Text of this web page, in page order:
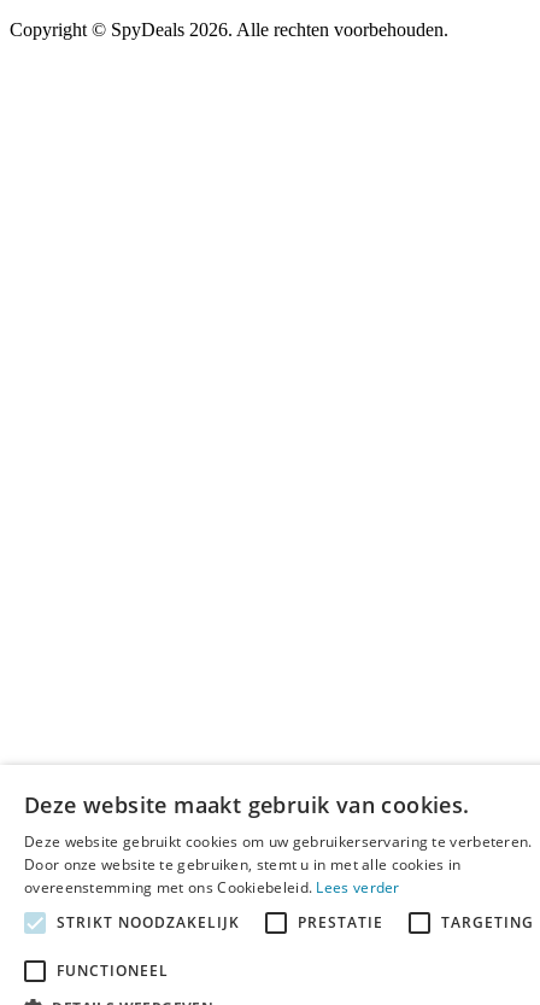
Copyright © SpyDeals 2026. Alle rechten voorbehouden.
Deze website maakt gebruik van cookies.
Deze website gebruikt cookies om uw gebruikerservaring te verbeteren.
Door onze website te gebruiken, stemt u in met alle cookies in
overeenstemming met ons Cookiebeleid. Lees verder
STRIKT NOODZAKELIJK
PRESTATIE TARGETING
FUNCTIONEEL